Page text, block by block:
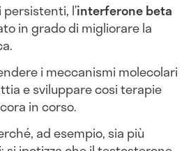
l’interferone beta
in grado di migliorare la
i meccanismi molecolari
e sviluppare cosi terapie
in corso.
ad esempio, sia più